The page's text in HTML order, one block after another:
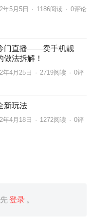
年5月5日 · 1186阅读 · 0评论
门直播——卖手机靓
法拆解！
年4月25日 · 2719阅读 · 0评
新玩法
年4月18日 · 1272阅读 · 0评
登录 。